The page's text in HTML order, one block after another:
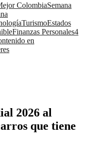
ColombiaSemana
TurismoEstados
Finanzas Personales4
en
2026 al
que tiene